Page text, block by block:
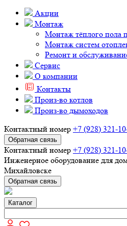
Акции
Монтаж
Монтаж тёплого пола
Монтаж систем
Ремонт и
Сервис
О компании
Контакты
Произ-во котлов
Произ-во дымоходов
Контактный номер +7 (928) 321-
Обратная связь
Контактный номер +7 (928) 321-
Инженерное оборудование для
Михайловске
Обратная связь
Каталог